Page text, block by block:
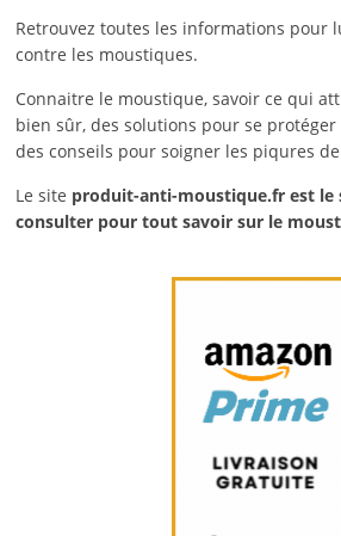
Retrouvez toutes les informations pour
contre les moustiques.
Connaitre le moustique, savoir ce qui
bien sûr, des solutions pour se
des conseils pour soigner les piqures
Le site produit-anti-moustique.fr est le
consulter pour tout savoir sur le